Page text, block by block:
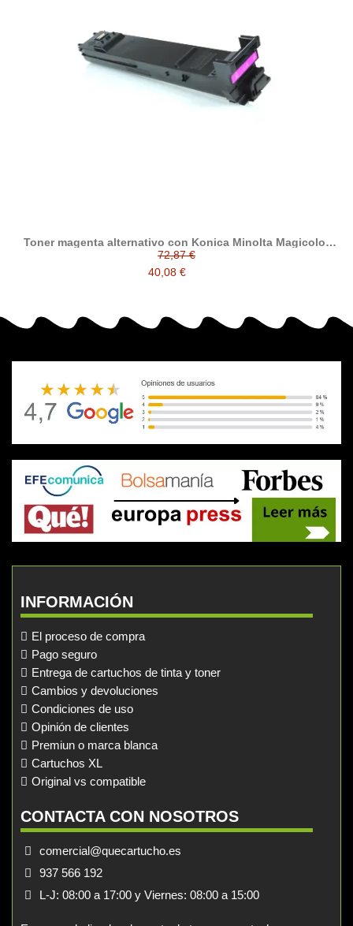
Toner magenta alternativo con Konica Minolta Magicolor
5500 / 5550 / 5570 / 5650 / 5670
72,87 €
40,08 €
INFORMACIÓN
El proceso de compra
Pago seguro
Entrega de cartuchos de tinta y toner
Cambios y devoluciones
Condiciones de uso
Opinión de clientes
Premiun o marca blanca
Cartuchos XL
Original vs compatible
CONTACTA CON NOSOTROS
comercial@quecartucho.es
937 566 192
L-J: 08:00 a 17:00 y Viernes: 08:00 a 15:00